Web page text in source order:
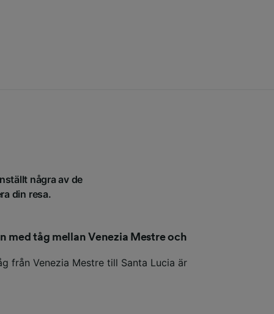
några av de
din resa.
med tåg mellan Venezia Mestre och
från Venezia Mestre till Santa Lucia är